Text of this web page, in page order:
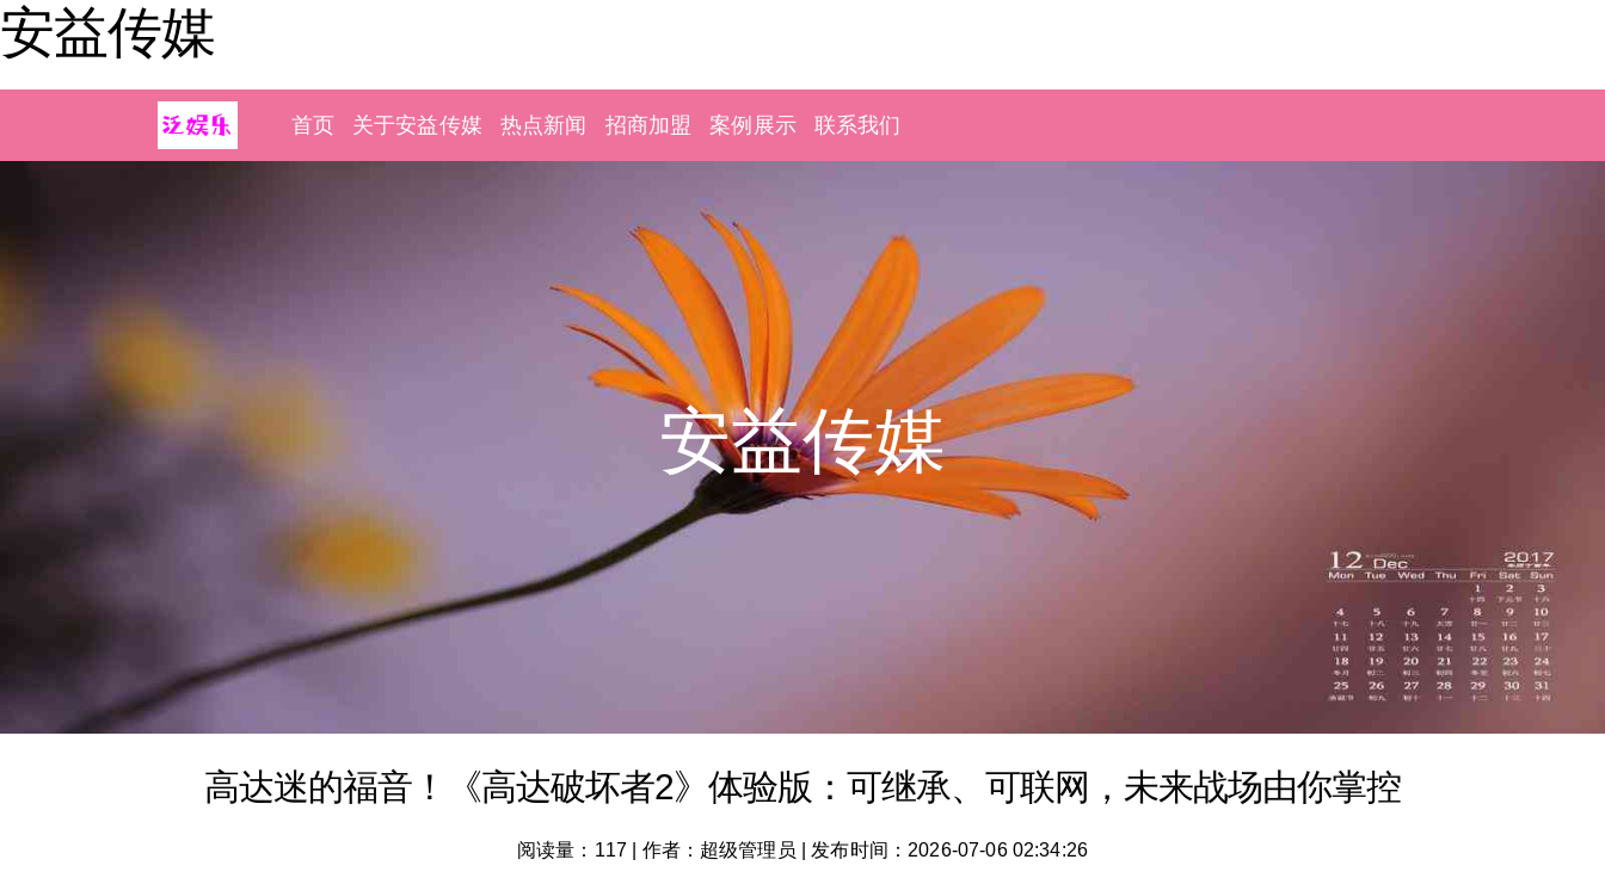
安益传媒
首页 关于安益传媒 热点新闻 招商加盟 案例展示 联系我们
安益传媒
高达迷的福音！《高达破坏者2》体验版：可继承、可联网，未来战场由你掌控
阅读量：117 作者：超级管理员 发布时间：2026-07-06 02:34:26